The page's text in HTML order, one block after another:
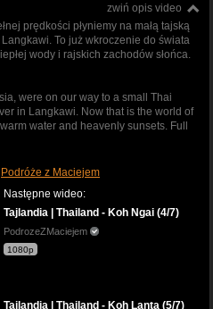
zwiń opis video
prędkości płyniemy na małą tajską
To już wkroczenie do świata
wody i rajskich zachodów słońca.
were on our way to a small Thai
in Langkawi. Now that is the world of
water and heavenly sunsets. Full
Podróże z Maciejem
Następne wideo:
Tajlandia | Thailand - Koh Ngai (4/7)
PodrozeZMaciejem
1080p
Tajlandia | Thailand - Koh Lanta (5/7)